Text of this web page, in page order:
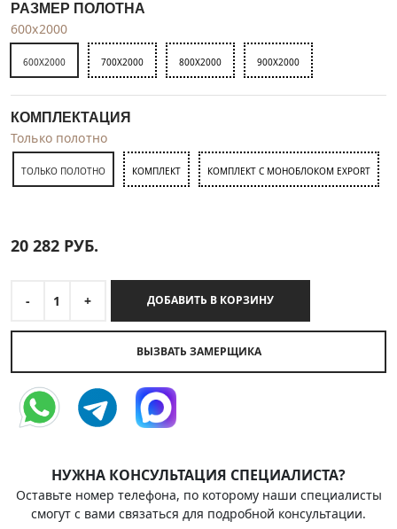
РАЗМЕР ПОЛОТНА
600x2000
600X2000 700X2000 800X2000 900X2000
КОМПЛЕКТАЦИЯ
Только полотно
ТОЛЬКО ПОЛОТНО КОМПЛЕКТ КОМПЛЕКТ С МОНОБЛОКОМ EXPORT
20 282 РУБ.
- 1 + ДОБАВИТЬ В КОРЗИНУ
ВЫЗВАТЬ ЗАМЕРЩИКА
НУЖНА КОНСУЛЬТАЦИЯ СПЕЦИАЛИСТА?
Оставьте номер телефона, по которому наши специалисты
смогут с вами связаться для подробной консультации.